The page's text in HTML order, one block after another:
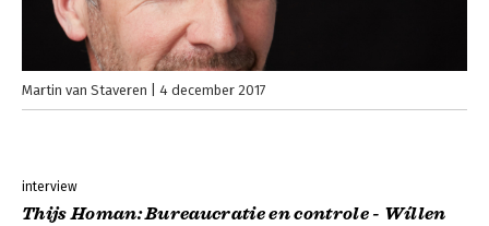
Martin van Staveren 4 december 2017
interview
Thijs Homan: Bureaucratie en controle - Wíllen